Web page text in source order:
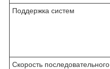
Поддержка систем
Скорость последовательного